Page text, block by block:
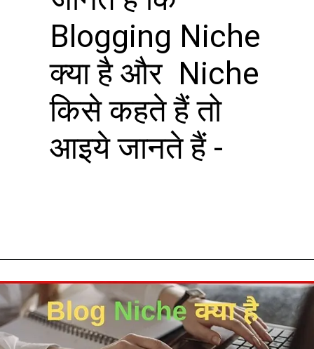
Blogging Niche
क्या है और Niche
किसे कहते हैं तो
आइये जानते हैं -